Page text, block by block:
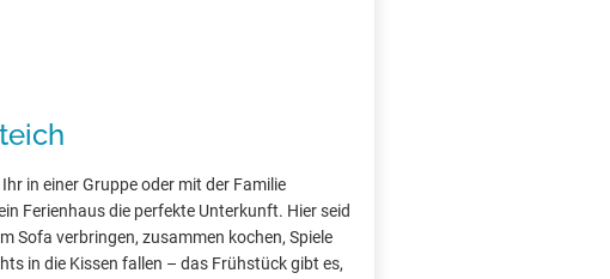
in einer Gruppe oder mit der Familie
Ferienhaus die perfekte Unterkunft. Hier seid
Sofa verbringen, zusammen kochen, Spiele
in die Kissen fallen – das Frühstück gibt es,